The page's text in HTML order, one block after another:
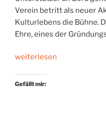
Verein betritt als neuer
Kulturlebens die Bühne.
Ehre, eines der
„Literaturszene
e.V.“
weiterlesen
Gefällt mir: